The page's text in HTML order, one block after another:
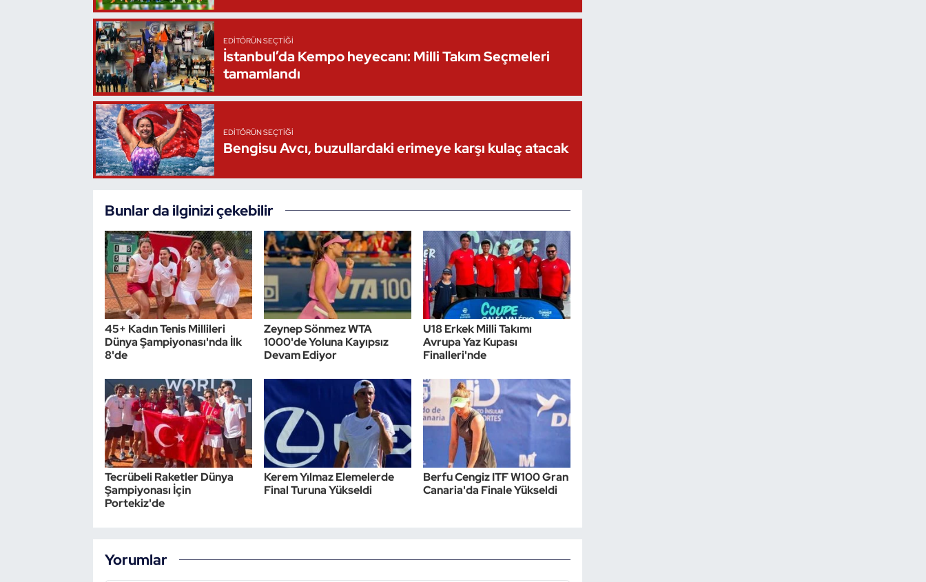
EDITÖRÜN SEÇTIĞI
İstanbul’da Kempo heyecanı: Milli Takım Seçmeleri
tamamlandı
EDITÖRÜN SEÇTIĞI
Bengisu Avcı, buzullardaki erimeye karşı kulaç atacak
Bunlar da ilginizi çekebilir
45+ Kadın Tenis Millileri
Dünya Şampiyonası'nda İlk
8'de
Zeynep Sönmez WTA
1000'de Yoluna Kayıpsız
Devam Ediyor
U18 Erkek Milli Takımı
Avrupa Yaz Kupası
Finalleri'nde
Tecrübeli Raketler Dünya
Şampiyonası İçin
Portekiz'de
Kerem Yılmaz Elemelerde
Final Turuna Yükseldi
Berfu Cengiz ITF W100 Gran
Canaria'da Finale Yükseldi
Yorumlar
Vücut Geliştirme Fitness
Wushu Kungfu